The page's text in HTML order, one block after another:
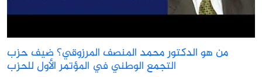
من هو الدكتور محمد المنصف المرزوقي؟ ضيف حزب
التجمع الوطني في المؤتمر الأول للحزب